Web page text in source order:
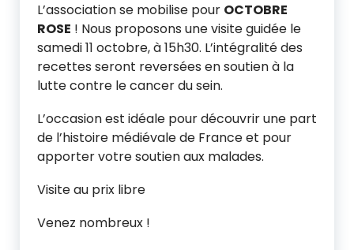
L’association se mobilise pour OCTOBRE
ROSE ! Nous proposons une visite guidée le
samedi 11 octobre, à 15h30. L’intégralité des
recettes seront reversées en soutien à la
lutte contre le cancer du sein.
L’occasion est idéale pour découvrir une part
de l’histoire médiévale de France et pour
apporter votre soutien aux malades.
Visite au prix libre
Venez nombreux !